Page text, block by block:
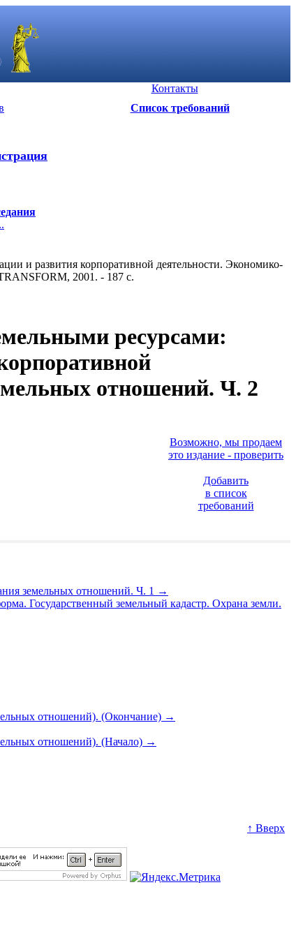
Контакты
Список требований
и развития корпоративной деятельности. Экономико-
2001. - 187 c.
ресурсами:
отношений. Ч. 2
Возможно, мы продаем
это издание - проверить
Добавить
в список
требований
земельных отношений. Ч. 1 →
Государственный земельный кадастр. Охрана земли.
отношений). (Окончание) →
отношений). (Начало) →
↑ Вверх